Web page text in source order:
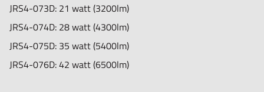
JRS4-073D: 21 watt (3200lm)
JRS4-074D: 28 watt (4300lm)
JRS4-075D: 35 watt (5400lm)
JRS4-076D:42 watt (6500lm)